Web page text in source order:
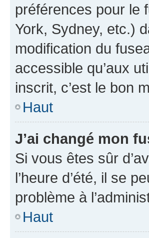
préférences pour le
York, Sydney, etc.)
modification du
accessible qu’aux
inscrit, c’est le bon
Haut
J’ai changé mon
Si vous êtes sûr
l’heure d’été, il se
problème à
Haut